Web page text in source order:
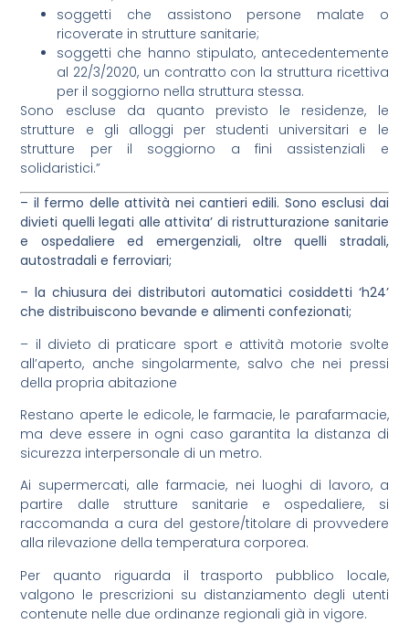
soggetti che assistono persone malate o
ricoverate in strutture sanitarie;
soggetti che hanno stipulato, antecedentemente
al 22/3/2020, un contratto con la struttura ricettiva
per il soggiorno nella struttura stessa.
Sono escluse da quanto previsto le residenze, le
strutture e gli alloggi per studenti universitari e le
strutture per il soggiorno a fini assistenziali e
solidaristici.”
– il fermo delle attività nei cantieri edili. Sono esclusi dai
divieti quelli legati alle attivita’ di ristrutturazione sanitarie
e ospedaliere ed emergenziali, oltre quelli stradali,
autostradali e ferroviari;
– la chiusura dei distributori automatici cosiddetti ‘h24’
che distribuiscono bevande e alimenti confezionati;
– il divieto di praticare sport e attività motorie svolte
all’aperto, anche singolarmente, salvo che nei pressi
della propria abitazione
Restano aperte le edicole, le farmacie, le parafarmacie,
ma deve essere in ogni caso garantita la distanza di
sicurezza interpersonale di un metro.
Ai supermercati, alle farmacie, nei luoghi di lavoro, a
partire dalle strutture sanitarie e ospedaliere, si
raccomanda a cura del gestore/titolare di provvedere
alla rilevazione della temperatura corporea.
Per quanto riguarda iltrasporto pubblico locale,
valgono le prescrizioni su distanziamento degli utenti
contenute nelle due ordinanze regionali già in vigore.